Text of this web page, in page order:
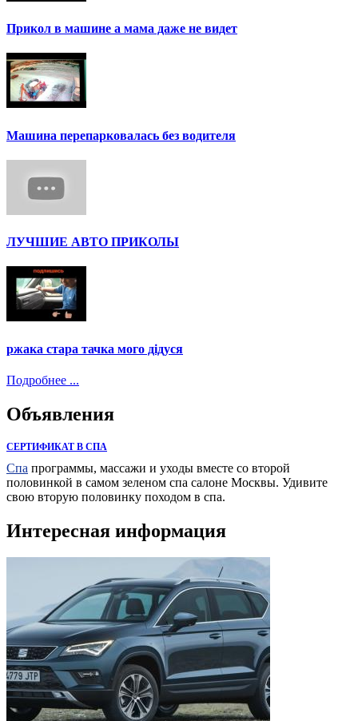
Прикол в машине а мама даже не видет
Машина перепарковалась без водителя
ЛУЧШИЕ АВТО ПРИКОЛЫ
ржака стара тачка мого дідуся
Подробнее ...
Объявления
СЕРТИФИКАТ В СПА
Спа программы, массажи и уходы вместе со второй
половинкой в самом зеленом спа салоне Москвы. Удивите
свою вторую половинку походом в спа.
Интересная информация